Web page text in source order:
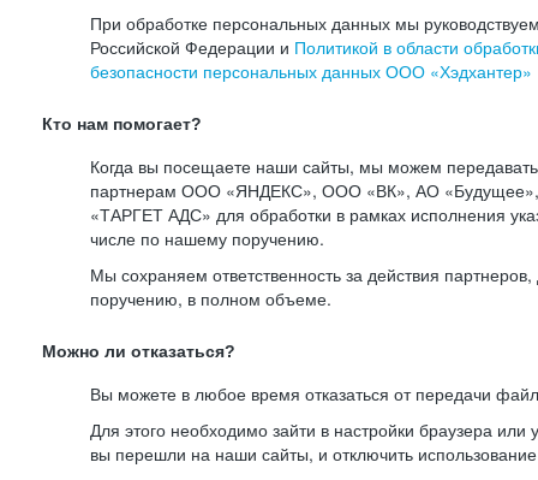
При обработке персональных данных мы
Российской Федерации и Политикой в области
безопасности персональных данных ООО «Хэдхантер»
Кто нам помогает?
Когда вы посещаете наши сайты, мы можем
партнерам ООО «ЯНДЕКС», ООО «ВК», АО
«ТАРГЕТ АДС» для обработки в рамках исполнения
числе по нашему поручению.
Мы сохраняем ответственность за действия
поручению, в полном объеме.
Можно ли отказаться?
Вы можете в любое время отказаться от передачи
Для этого необходимо зайти в настройки браузера или
вы перешли на наши сайты, и отключить